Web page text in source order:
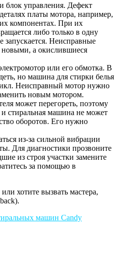
блок управления. Дефект
платы мотора, например,
компонентах. При их
либо только в одну
запускается. Неисправные
новыми, а окислившиеся
или его обмотка. В
но машина для стирки белья
Неисправный мотор нужно
новым мотором.
может перегореть, поэтому
стиральная машина не может
оборотов. Его нужно
из-за сильной вибрации
Для диагностики прозвоните
из строя участки замените
за помощью в
хотите вызвать мастера,
машин Candy